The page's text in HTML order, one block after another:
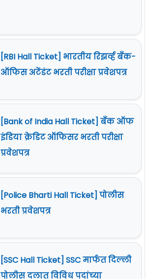
[RBI Hall Ticket] भारतीय रिझर्व्ह बँक-
ऑफिस अटेंडंट भरती परीक्षा प्रवेशपत्र
[Bank of India Hall Ticket] बँक ऑफ
इंडिया क्रेडिट ऑफिसर भरती परीक्षा
प्रवेशपत्र
[Police Bharti Hall Ticket] पोलीस
भरती प्रवेशपत्र
[SSC Hall Ticket] SSC मार्फत दिल्ली
पोलीस दलात विविध पदांच्या